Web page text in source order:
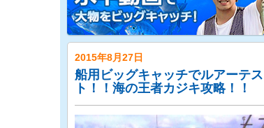
2015年8月27日
船用ビッグキャッチでルアーテス
ト！！海の王者カジキ攻略！！